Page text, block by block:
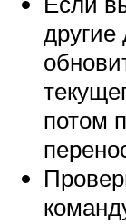
потом